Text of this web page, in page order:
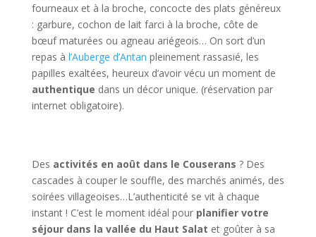
fourneaux et à la broche, concocte des plats généreux
: garbure, cochon de lait farci à la broche, côte de
bœuf maturées ou agneau ariégeois… On sort d’un
repas à l’Auberge d’Antan pleinement rassasié, les
papilles exaltées, heureux d’avoir vécu un moment de
authentique dans un décor unique. (réservation par
internet obligatoire).
Des activités en août dans le Couserans ? Des
cascades à couper le souffle, des marchés animés, des
soirées villageoises…L’authenticité se vit à chaque
instant ! C’est le moment idéal pour planifier votre
séjour dans la vallée du Haut Salat et goûter à sa